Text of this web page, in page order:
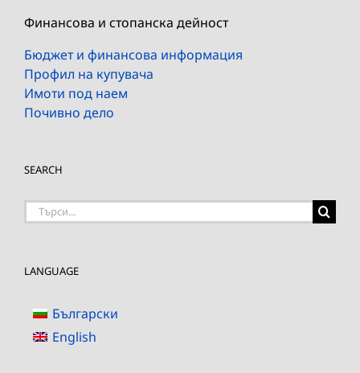
Финансова и стопанска дейност
Бюджет и финансова информация
Профил на купувача
Имоти под наем
Почивно дело
SEARCH
Търсене
LANGUAGE
Български
English